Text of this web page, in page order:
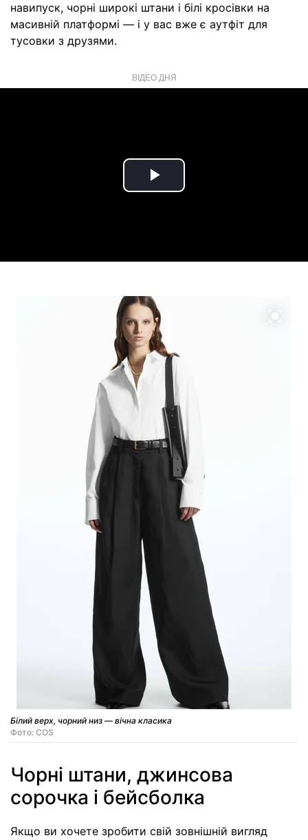
навипуск, чорні широкі штани і білі кросівки на
масивній платформі — і у вас вже є аутфіт для
тусовки з друзями.
ВІДЕО ДНЯ
Play
Білий верх, чорний низ — вічна класика
Фото: COS
Чорні штани, джинсова
сорочка і бейсболка
Якщо ви хочете зробити свій зовнішній вигляд